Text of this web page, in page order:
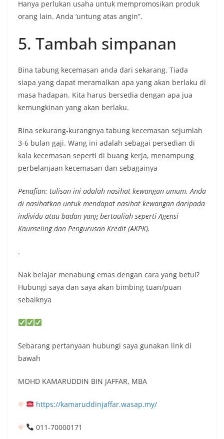
Hanya perlukan usaha untuk mempromosikan produk
orang lain. Anda ‘untung atas angin”.
5. Tambah simpanan
Bina tabung kecemasan anda dari sekarang. Tiada
siapa yang dapat meramalkan apa yang akan berlaku di
masa hadapan. Kita harus bersedia dengan apa jua
kemungkinan yang akan berlaku.
Bina sekurang-kurangnya tabung kecemasan sejumlah
3-6 bulan gaji. Wang ini adalah sebagai persedian di
kala kecemasan seperti di buang kerja, menampung
perbelanjaan kecemasan dan sebagainya
Penafian: tulisan ini adalah nasihat kewangan umum. Anda
di nasihatkan untuk mendapat nasihat kewangan daripada
individu atau badan yang bertauliah seperti Agensi
Kaunseling dan Pengurusan Kredit (AKPK).
.
Nak belajar menabung emas dengan cara yang betul?
Hubungi saya dan saya akan bimbing tuan/puan
sebaiknya
Sebarang pertanyaan hubungi saya gunakan link di
bawah
MOHD KAMARUDDIN BIN JAFFAR, MBA
https://kamaruddinjaffar.wasap.my/
011-70000171